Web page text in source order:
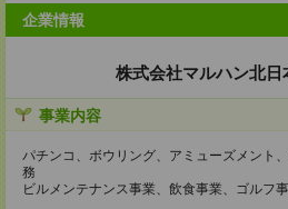
企業情報
株式会社マルハン北日
事業内容
パチンコ、ボウリング、アミューズメント
務
ビルメンテナンス事業、飲食事業、ゴルフ